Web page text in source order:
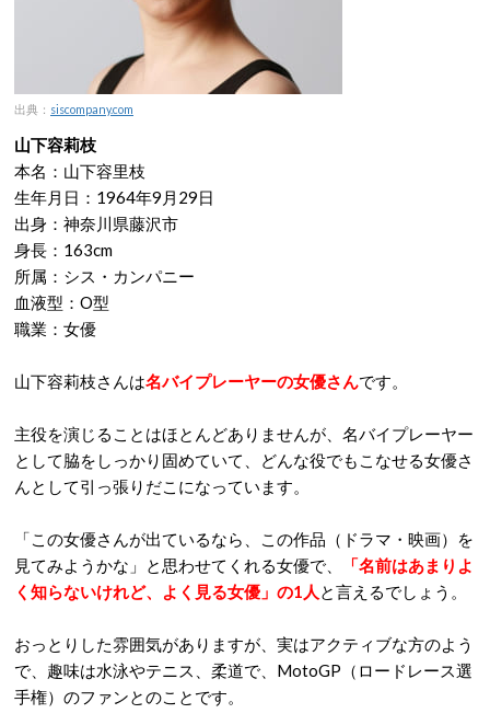
出典： siscompany.com
山下容莉枝
本名：山下容里枝
生年月日：1964年9月29日
出身：神奈川県藤沢市
身長：163cm
所属：シス・カンパニー
血液型：O型
職業：女優
山下容莉枝さんは名バイプレーヤーの女優さんです。
主役を演じることはほとんどありませんが、名バイプレーヤー
として脇をしっかり固めていて、どんな役でもこなせる女優さ
んとして引っ張りだこになっています。
「この女優さんが出ているなら、この作品（ドラマ・映画）を
見てみようかな」と思わせてくれる女優で、
「名前はあまりよ
く知らないけれど、よく見る女優」の1人 と言えるでしょう。
おっとりした雰囲気がありますが、実はアクティブな方のよう
で、趣味は水泳やテニス、柔道で、MotoGP（ロードレース選
手権）のファンとのことです。